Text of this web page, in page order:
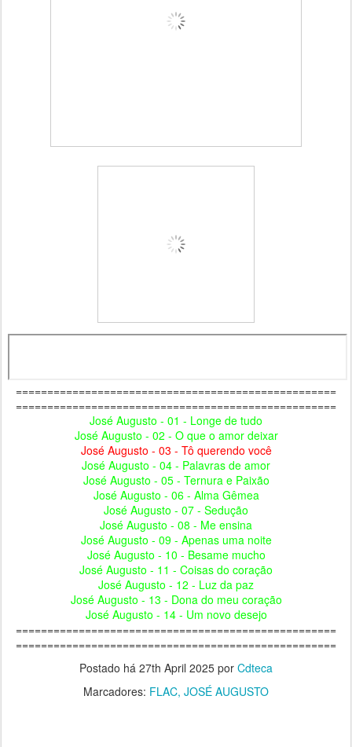
===================================================
===================================================
José Augusto - 01 - Longe de tudo
José Augusto - 02 - O que o amor deixar
José Augusto - 03 - Tô querendo você
José Augusto - 04 - Palavras de amor
José Augusto - 05 - Ternura e Paixão
José Augusto - 06 - Alma Gêmea
José Augusto - 07 - Sedução
José Augusto - 08 - Me ensina
José Augusto - 09 - Apenas uma noite
José Augusto - 10 - Besame mucho
José Augusto - 11 - Coisas do coração
José Augusto - 12 - Luz da paz
José Augusto - 13 - Dona do meu coração
José Augusto - 14 - Um novo desejo
===================================================
===================================================
Postado há 27th April 2025 por Cdteca
Marcadores: FLAC JOSÉ AUGUSTO